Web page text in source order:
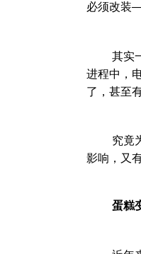
必须改装
其实一
进程中，
了，甚至
究竟为
影响，又
蛋糕